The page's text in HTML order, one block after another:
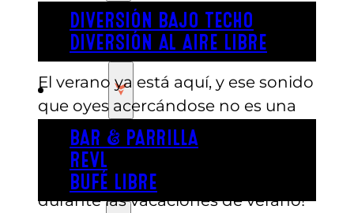
DIVERSIÓN BAJO TECHO
DIVERSIÓN AL AIRE LIBRE
COMER
BAR & PARRILLA
REVL
BUFÉ LIBRE
El verano ya está aquí, y ese sonido
que oyes acercándose no es una
estampida de ganado… ¡son tus
hijos y sus amigos pidiendo a
gritos algo divertido que hacer
durante las vacaciones de verano!